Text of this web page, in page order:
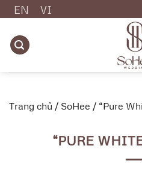
Chuyển
đến
nội
dung
EN VI
Trang chủ / SoHee / “Pure
“PURE